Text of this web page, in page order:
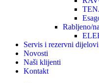
Rabljeno/
Servis i rezervni dijelovi
Novosti
Naši klijenti
Kontakt